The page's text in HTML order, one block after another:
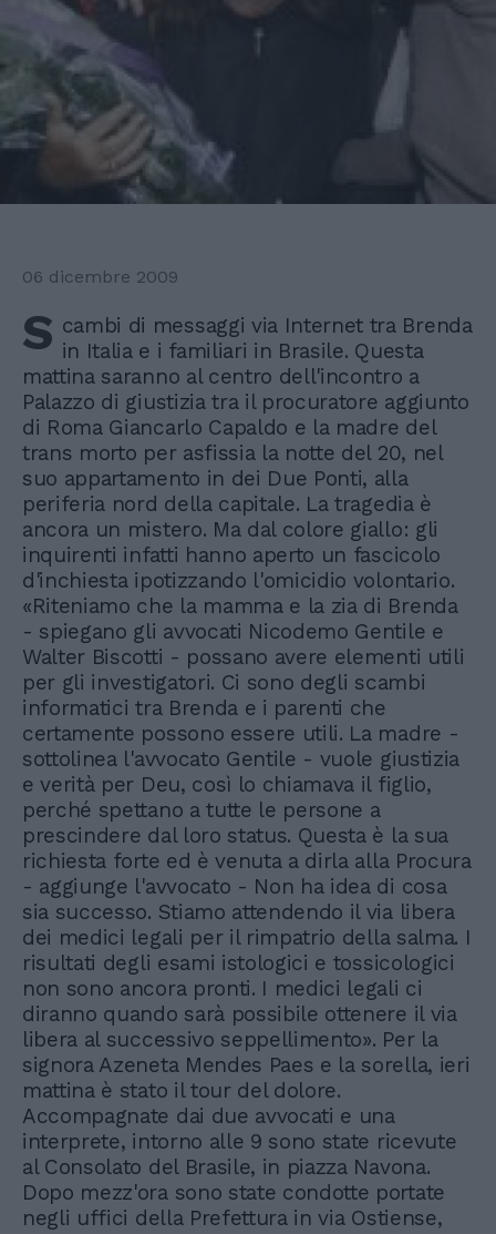
06 dicembre 2009
S cambi di messaggi via Internet tra Brenda
in Italia e i familiari in Brasile. Questa
mattina saranno al centro dell'incontro a
Palazzo di giustizia tra il procuratore aggiunto
di Roma Giancarlo Capaldo e la madre del
trans morto per asfissia la notte del 20, nel
suo appartamento in dei Due Ponti, alla
periferia nord della capitale. La tragedia è
ancora un mistero. Ma dal colore giallo: gli
inquirenti infatti hanno aperto un fascicolo
d'inchiesta ipotizzando l'omicidio volontario.
«Riteniamo che la mamma e la zia di Brenda
- spiegano gli avvocati Nicodemo Gentile e
Walter Biscotti - possano avere elementi utili
per gli investigatori. Ci sono degli scambi
informatici tra Brenda e i parenti che
certamente possono essere utili. La madre -
sottolinea l'avvocato Gentile - vuole giustizia
e verità per Deu, così lo chiamava il figlio,
perché spettano a tutte le persone a
prescindere dal loro status. Questa è la sua
richiesta forte ed è venuta a dirla alla Procura
- aggiunge l'avvocato - Non ha idea di cosa
sia successo. Stiamo attendendo il via libera
dei medici legali per il rimpatrio della salma. I
risultati degli esami istologici e tossicologici
non sono ancora pronti. I medici legali ci
diranno quando sarà possibile ottenere il via
libera al successivo seppellimento». Per la
signora Azeneta Mendes Paes e la sorella, ieri
mattina è stato il tour del dolore.
Accompagnate dai due avvocati e una
interprete, intorno alle 9 sono state ricevute
al Consolato del Brasile, in piazza Navona.
Dopo mezz'ora sono state condotte portate
negli uffici della Prefettura in via Ostiense,